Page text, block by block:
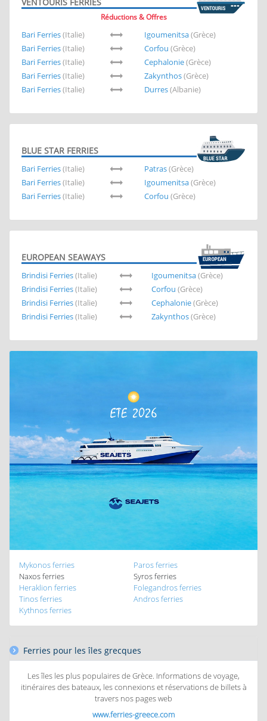
Réductions & Offres
Bari Ferries(Italie) Igoumenitsa(Grèce)
Bari Ferries(Italie) Corfou (Grèce)
Bari Ferries(Italie) Cephalonie(Grèce)
Bari Ferries(Italie) Zakynthos(Grèce)
Bari Ferries(Italie) Durres(Albanie)
BLUE STAR FERRIES
Bari Ferries(Italie) Patras(Grèce)
Bari Ferries(Italie) Igoumenitsa(Grèce)
Bari Ferries(Italie) Corfou (Grèce)
EUROPEAN SEAWAYS
Brindisi Ferries(Italie) Igoumenitsa(Grèce)
Brindisi Ferries(Italie) Corfou (Grèce)
Brindisi Ferries(Italie) Cephalonie(Grèce)
Brindisi Ferries(Italie) Zakynthos(Grèce)
Mykonos ferries
Paros ferries
Naxos ferries
Syros ferries
Heraklion ferries
Folegandros ferries
Tinos ferries
Andros ferries
Kythnos ferries
Ferries pour les îles grecques
Les îles les plus populaires de Grèce. Informations de voyage,
itinéraires des bateaux, les connexions et réservations de billets à
travers nos pages web
www.ferries-greece.com